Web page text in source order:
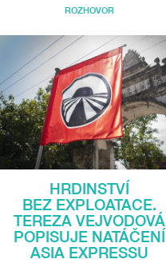
ROZHOVOR
HRDINSTVÍ
BEZ EXPLOATACE.
TEREZA VEJVODOVÁ
POPISUJE NATÁČENÍ
ASIA EXPRESSU